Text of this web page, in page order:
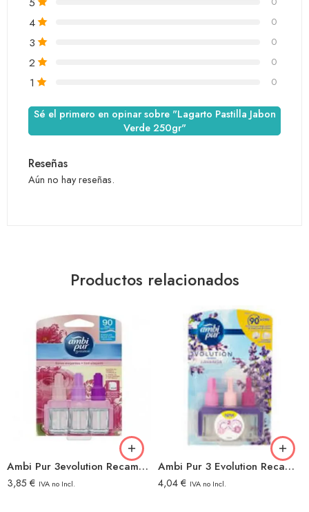
4 0
3 0
2 0
1 0
Sé el primero en opinar sobre "Lagarto Pastilla Jabon
Verde 250gr"
Reseñas
Aún no hay reseñas.
Productos relacionados
Ambi Pur 3evolution Recambio Flores Elegantes
3,85 € IVA no Incl.
Ambi Pur 3 Evolution Recambio Lavanda
4,04€ IVA no Incl.